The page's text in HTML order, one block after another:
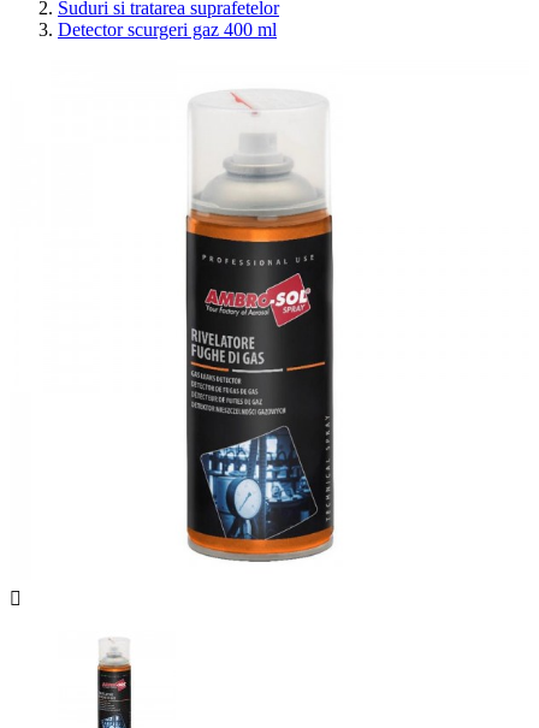
Suduri si tratarea suprafetelor
Detector scurgeri gaz 400 ml
